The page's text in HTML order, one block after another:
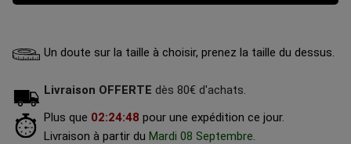
Un doute sur la taille à choisir, prenez la taille du dessus.
Livraison OFFERTE dès 80€ d'achats.
Plus que 02:24:47 pour une expédition ce jour.
Livraison à partir du Mardi 08 Septembre.